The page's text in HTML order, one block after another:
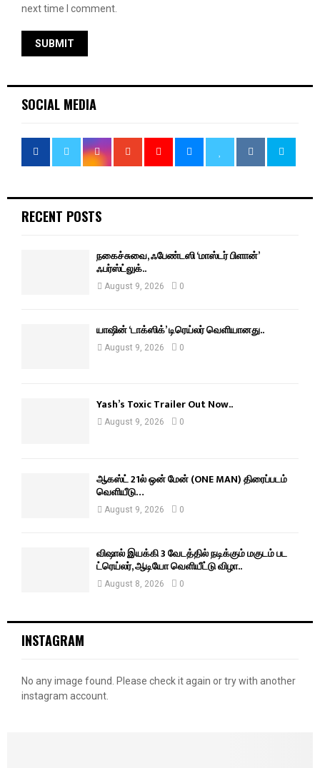
next time I comment.
SOCIAL MEDIA
RECENT POSTS
நகைச்சுவை, ஃபேண்டஸி ‘மாஸ்டர் பிளான்’
ஃபர்ஸ்ட்லுக்..
August 9, 2026 0
யாஷின் ‘டாக்ஸிக்’ டிரெய்லர் வெளியானது..
August 9, 2026 0
Yash’s Toxic Trailer Out Now..
August 9, 2026 0
ஆகஸ்ட் 21ல் ஒன் மேன் (ONE MAN) திரைப்படம்
வெளியீடு…
August 9, 2026 0
விஷால் இயக்கி 3 வேடத்தில் நடிக்கும் மகுடம் பட
ட்ரெய்லர், ஆடியோ வெளியீட்டு விழா..
August 8, 2026 0
INSTAGRAM
No any image found. Please check it again or try with another
instagram account.